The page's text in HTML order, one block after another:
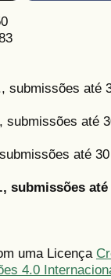
submissões até
submissões até
até
submissões
uma Licença
4.0